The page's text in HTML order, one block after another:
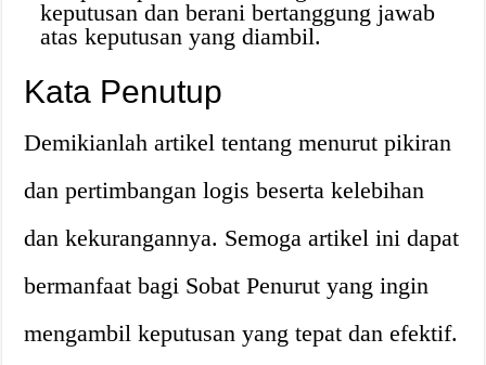
keputusan dan berani bertanggung jawab
atas keputusan yang diambil.
Kata Penutup
Demikianlah artikel tentang menurut pikiran
dan pertimbangan logis beserta kelebihan
dan kekurangannya. Semoga artikel ini dapat
bermanfaat bagi Sobat Penurut yang ingin
mengambil keputusan yang tepat dan efektif.